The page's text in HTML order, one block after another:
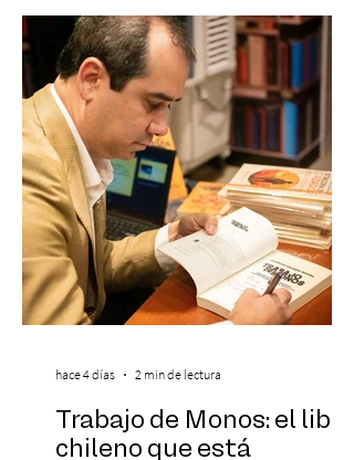
Under 21 por tercer año consecutivo,
formando parte una vez más de la
selección anual de la publicación que
destaca a los artistas menores de 21 años
más influyentes de la industria musical.
Este reconocimiento reaf
Trabajo de Monos: el libro
chileno que está
hace 4 días 2 min de lectura